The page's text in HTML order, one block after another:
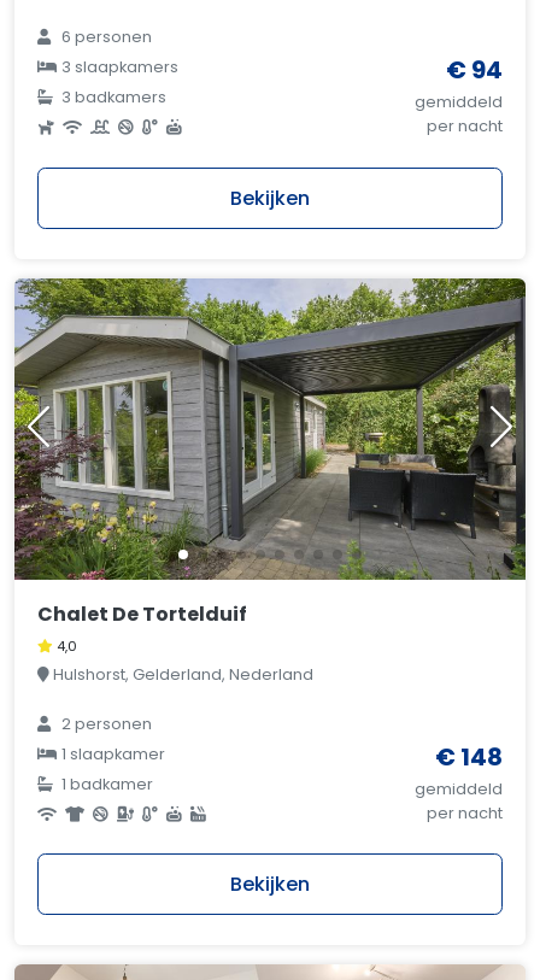
6 personen
3 slaapkamers
3 badkamers
€ 94
gemiddeld
per nacht
Bekijken
Chalet De Tortelduif
4,0
Hulshorst, Gelderland, Nederland
2 personen
1 slaapkamer
1 badkamer
€ 148
gemiddeld
per nacht
Bekijken